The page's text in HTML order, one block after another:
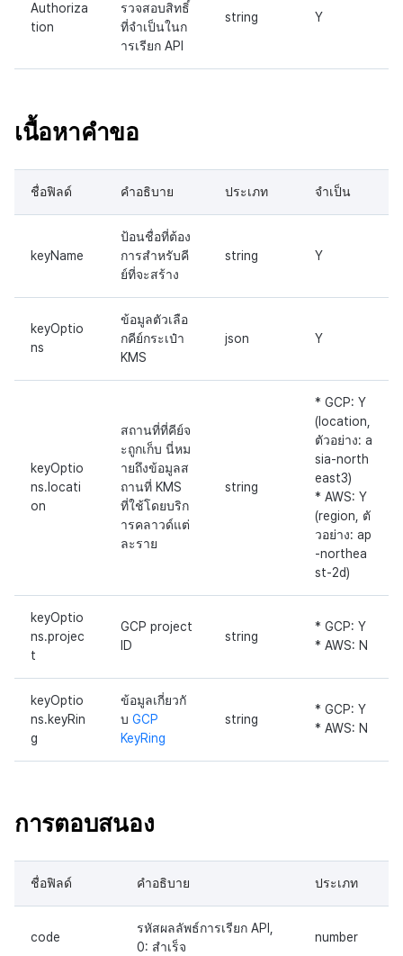
Authoriza
tion
รวจสอบสิทธิ์
ที่จำเป็นในก
ารเรียก API
string Y
เนื้อหาคำขอ
ชื่อฟิลด์ คำอธิบาย ประเภท จำเป็น
keyName
ป้อนชื่อที่ต้อง
การสำหรับคี
ย์ที่จะสร้าง
string Y
keyOptio
ns
ข้อมูลตัวเลือ
กคีย์กระเป๋า
KMS
json Y
keyOptio
ns.locati
on
สถานที่ที่คีย์จ
ะถูกเก็บ นี่หม
ายถึงข้อมูลส
ถานที่ KMS
ที่ใช้โดยบริก
ารคลาวด์แต่
ละราย
string
* GCP: Y
(location,
ตัวอย่าง: a
sia-north
east3)
* AWS: Y
(region, ตั
วอย่าง: ap
-northea
st-2d)
keyOptio
ns.projec
t
GCP project
ID
string
* GCP: Y
* AWS: N
keyOptio
ns.keyRin
g
ข้อมูลเกี่ยวกั
บ GCP
KeyRing
string
* GCP: Y
* AWS: N
การตอบสนอง
ชื่อฟิลด์ คำอธิบาย ประเภท
code
รหัสผลลัพธ์การเรียก API,
0: สำเร็จ
number